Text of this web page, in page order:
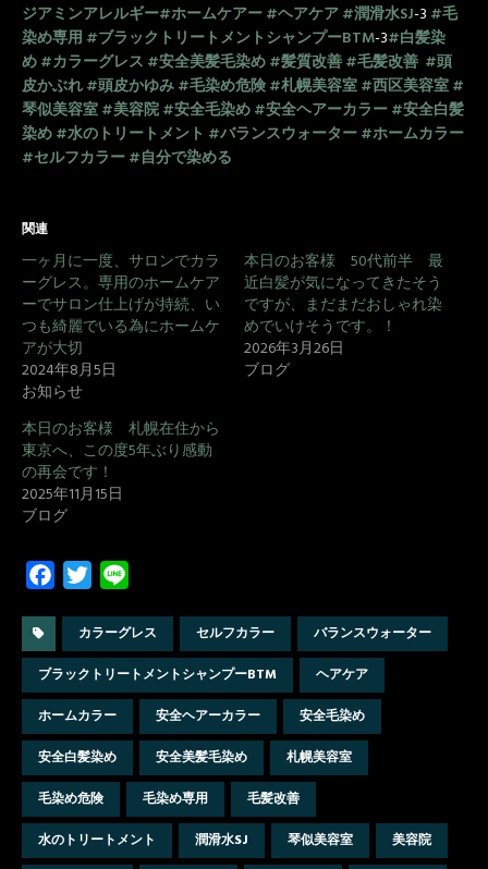
ジアミンアレルギー#ホームケアー#ヘアケア#潤滑水SJ-3 #毛
染め専用 #ブラックトリートメントシャンプーBTM-3#白髪染
め#カラーグレス #安全美髪毛染め#髪質改善#毛髪改善 #頭
皮かぶれ#頭皮かゆみ#毛染め危険#札幌美容室#西区美容室#
琴似美容室#美容院#安全毛染め#安全ヘアーカラー#安全白髪
染め#水のトリートメント #バランスウォーター#ホームカラー
#セルフカラー#自分で染める
関連
一ヶ月に一度、サロンでカラ
ーグレス。専用のホームケア
ーでサロン仕上げが持続、い
つも綺麗でいる為にホームケ
アが大切
2024年8月5日
お知らせ
本日のお客様 50代前半 最
近白髪が気になってきたそう
ですが、まだまだおしゃれ染
めでいけそうです。！
2026年3月26日
ブログ
本日のお客様 札幌在住から
東京へ、この度5年ぶり感動
の再会です！
2025年11月15日
ブログ
e
b
o
o
k
i
t
t
e
r
n
e
カラーグレス セルフカラー
バランスウォーター
ブラックトリートメントシャンプーBTM
ヘアケア
ホームカラー
安全ヘアーカラー
安全毛染め
安全白髪染め
安全美髪毛染め
札幌美容室
毛染め危険
毛染め専用
毛髪改善
水のトリートメント
潤滑水SJ 琴似美容室
美容院